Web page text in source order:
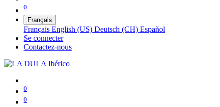
0
Français
Français English (US) Deutsch (CH) Español
Se connecter
Contactez-nous
0
0